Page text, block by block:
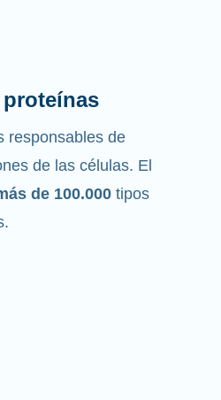
responsables de
de las células. El
de 100.000 tipos